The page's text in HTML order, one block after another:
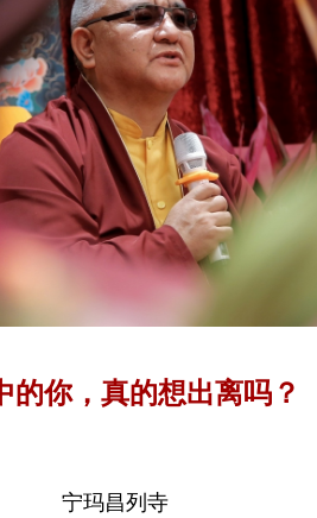
的你，真的想出离吗？
宁玛昌列寺